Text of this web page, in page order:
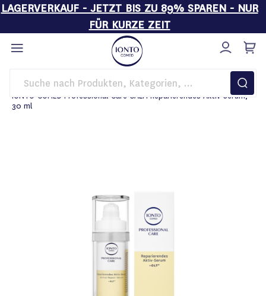
LAGERVERKAUF - JETZT BIS ZU 89% SPAREN - NUR
FÜR KURZE ZEIT
Direkt
zum
Inhalt
Startseite
Pflege
IONTO-COMED Professional Care CALM Reparierendes Aktiv-Serum,
30 ml